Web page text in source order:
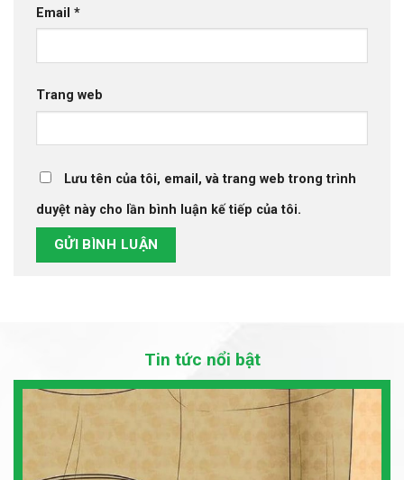
Email *
Trang web
Lưu tên của tôi, email, và trang web trong trình
duyệt này cho lần bình luận kế tiếp của tôi.
Tin tức nổi bật